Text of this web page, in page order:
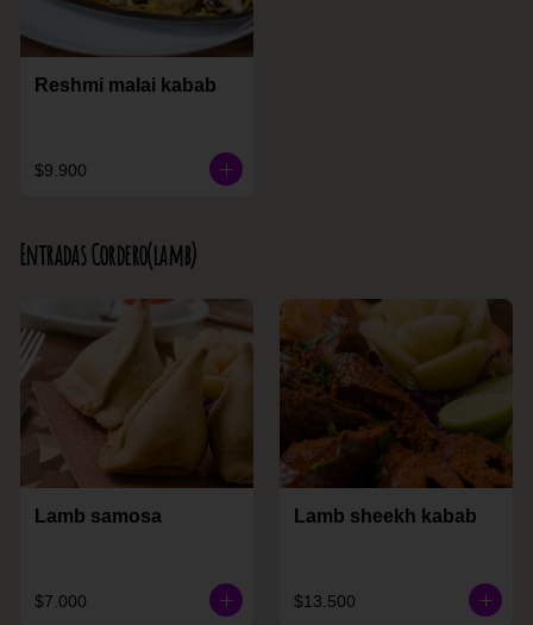
Reshmi malai kabab
$9.900
Entradas Cordero(lamb)
Lamb samosa
$7.000
Lamb sheekh kabab
$13.500